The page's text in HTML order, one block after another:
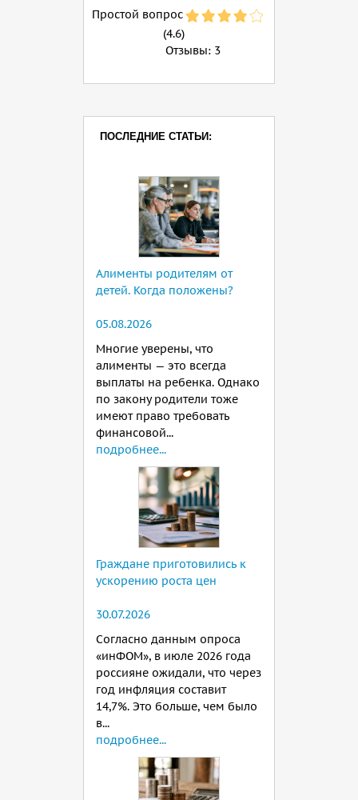
Простой вопрос
(4.6)
Отзывы: 3
ПОСЛЕДНИЕ СТАТЬИ:
Алименты родителям от
детей. Когда положены?
05.08.2026
Многие уверены, что
алименты — это всегда
выплаты на ребенка. Однако
по закону родители тоже
имеют право требовать
финансовой...
подробнее...
Граждане приготовились к
ускорению роста цен
30.07.2026
Согласно данным опроса
«инФОМ», в июле 2026 года
россияне ожидали, что через
год инфляция составит
14,7%. Это больше, чем было
в...
подробнее...